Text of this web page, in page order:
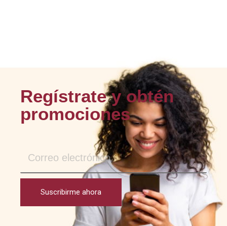
Regístrate y obtén
promociones
Suscribirme ahora